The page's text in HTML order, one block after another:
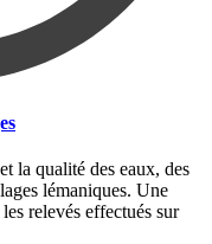
la qualité des eaux, des
lémaniques. Une
relevés effectués sur